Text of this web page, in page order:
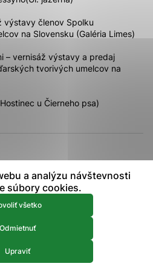
výstavy členov Spolku
na Slovensku (Galéria Limes)
– vernisáž výstavy a predaj
tvorivých umelcov na
u Čierneho psa)
podujatia
a analýzu návštevnosti
súbory cookies.
všetko
Odmietnuť
Upraviť
web správne fungovať.
Analytické
prevádzkovateľovi stránok
stránok stránku používajú, aby
a ponúknuť im lepšiu
zbierajú anonymne a nie je
nastavenia
informácií